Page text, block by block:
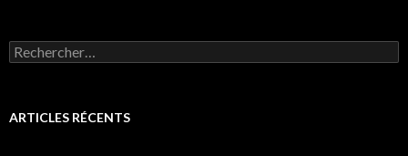
Rechercher :
ARTICLES RÉCENTS